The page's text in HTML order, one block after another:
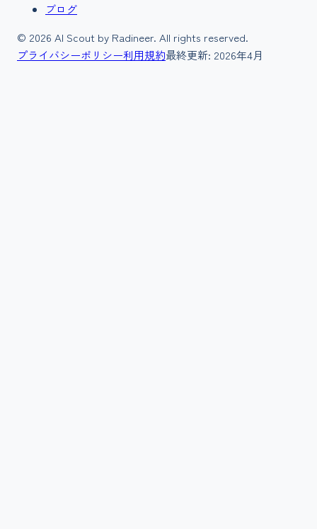
ブログ
© 2026 AI Scout by Radineer. All rights reserved.
プライバシーポリシー利用規約最終更新: 2026年4月